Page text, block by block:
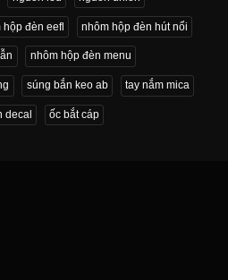
hộp đèn eefl nhôm hộp đèn hút nổi
nhôm hộp đèn menu
súng bắn keo ab tay nắm mica
decal ốc bắt cáp